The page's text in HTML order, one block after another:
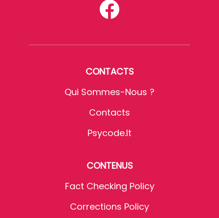
CONTACTS
Qui Sommes-Nous ?
Contacts
Psycode.it
CONTENUS
Fact Checking Policy
Corrections Policy